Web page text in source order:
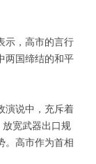
示，高市的言行
两国缔结的和平
演说中，充斥着
放宽武器出口规
。高市作为首相